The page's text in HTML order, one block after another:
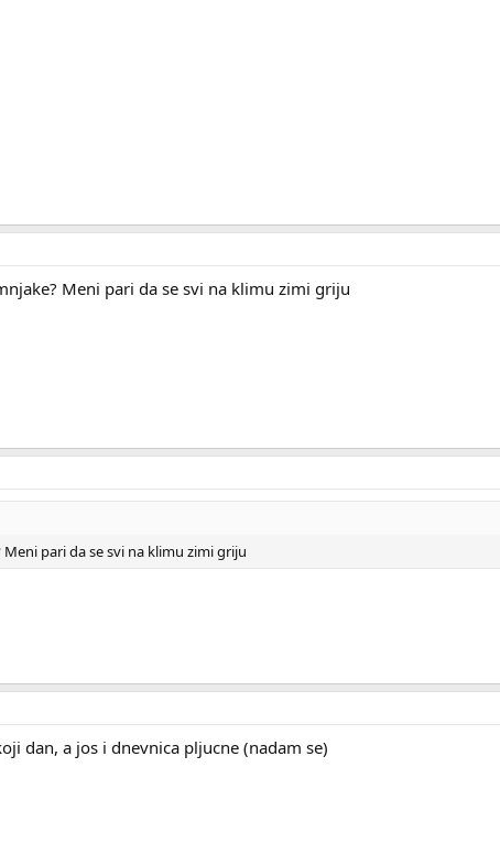
Meni pari da se svi na klimu zimi griju
pari da se svi na klimu zimi griju
dan, a jos i dnevnica pljucne (nadam se)